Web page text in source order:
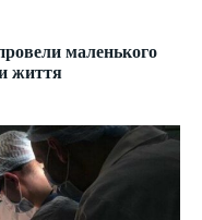
маленького
життя